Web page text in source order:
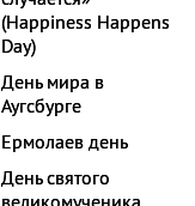
(Happiness Happens
Day)
День мира в
Аугсбурге
Ермолаев день
День святого
великомученика